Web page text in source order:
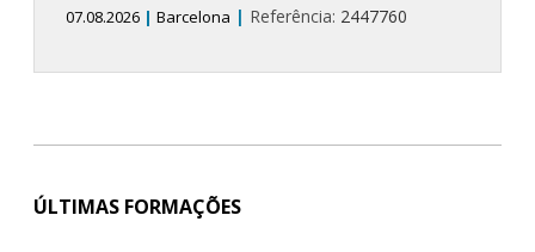
07.08.2026 | Barcelona | Referência: 2447760
ÚLTIMAS FORMAÇÕES